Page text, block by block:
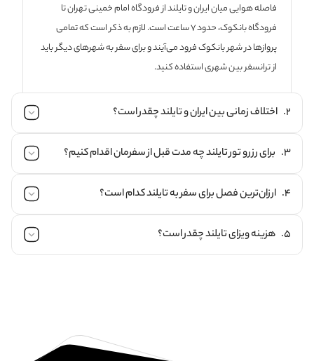
فاصله هوایی میان ایران و تایلند از فرودگاه امام خمینی تهران تا
فرودگاه بانکوک، حدود 7 ساعت است. لازم به ذکر است که تمامی
پروازها در شهر بانکوک فرود می‌آیند و برای سفر به شهرهای دیگر باید
از ترانسفر بین شهری استفاده کنید.
2. اختلاف زمانی بین ایران و تایلند چقدر است؟
اختلاف زمانی بین تهران و بانکوک 3:30+ ساعت است. 3. برای رزرو تور تایلند چه مدت قبل از سفرمان اقدام کنیم؟
بهترین زمان برای رزرو تور تایلند حدودا 10 تا 20 روز قبل از سفر به این
کشور است. توجه داشته باشید که اخذ ویزای توریستی تایلند چیزی در
حدود 7 روز کاری زمان می‎برد.
4. ارزان‌ترین فصل برای سفر به تایلند کدام است؟
ارزانترین فصل سفر به تایلند بهار و تابستان، به ویژه در ماه‌های تیر،
خرداد، شهریور و مهر است؛ زیرا بارش باران‌های موسمی آغاز می‎شود.
5. هزینه ویزای تایلند چقدر است؟